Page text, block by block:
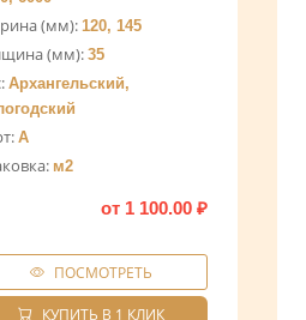
(мм): 120, 145
(мм): 35
Архангельский,
A
м2
от 1 100.00₽
ПОСМОТРЕТЬ
КУПИТЬ В 1 КЛИК